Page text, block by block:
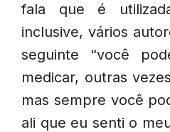
fala que é
inclusive, vários
seguinte “você
medicar, outras
mas sempre você
ali que eu senti o